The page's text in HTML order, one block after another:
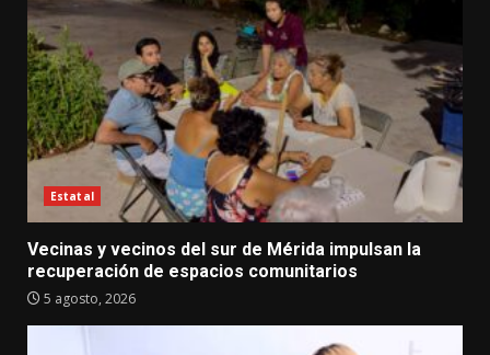
Estatal
Vecinas y vecinos del sur de Mérida impulsan la
recuperación de espacios comunitarios
5 agosto, 2026